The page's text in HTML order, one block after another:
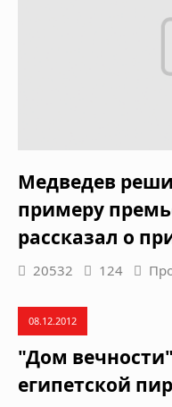
Медведев
примеру
рассказал о
20532 124
08.12.2012
"Дом
египетской